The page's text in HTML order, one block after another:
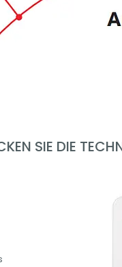
SIE DIE